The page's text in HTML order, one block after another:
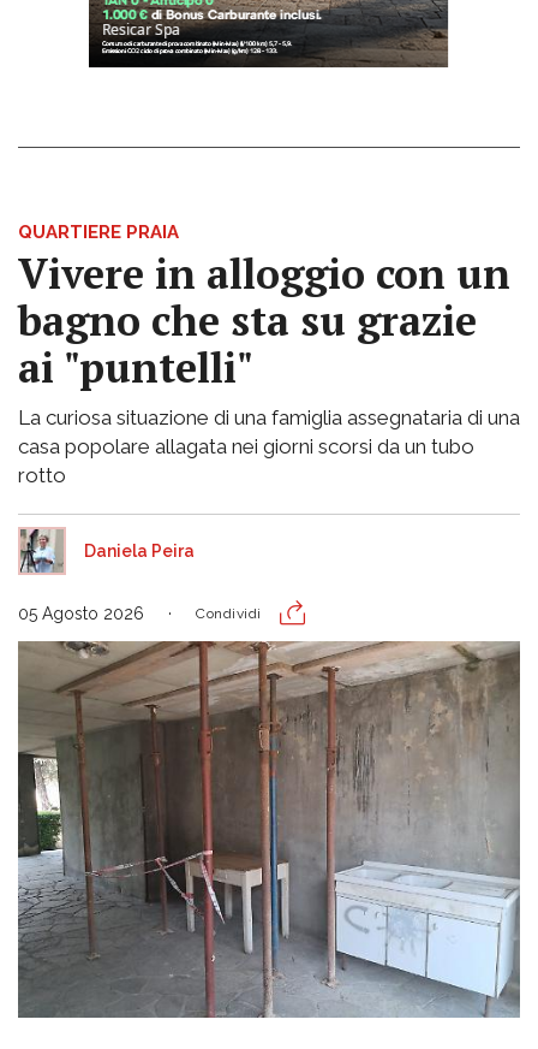
QUARTIERE PRAIA
Vivere in alloggio con un
bagno che sta su grazie
ai "puntelli"
La curiosa situazione di una famiglia assegnataria di una
casa popolare allagata nei giorni scorsi da un tubo
rotto
Daniela Peira
05 Agosto 2026 Condividi